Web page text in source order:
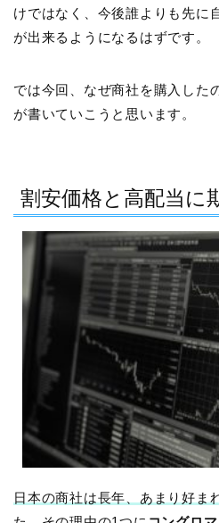
けではなく、今後誰よりも先に
が出来るようになるはずです。
では今回、なぜ商社を購入した
が書いていこうと思います。
割安価格と高配当に
日本の商社は長年、あまり好ま